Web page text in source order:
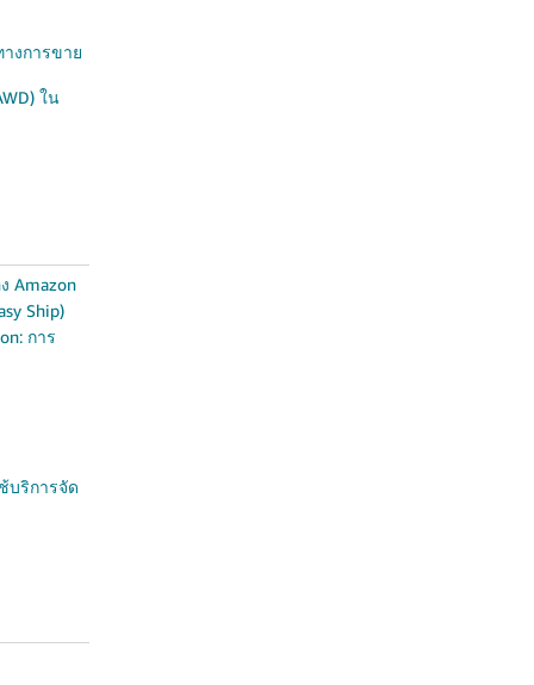
งการขาย
ใน
Amazon
Ship)
การ
บริการจัด